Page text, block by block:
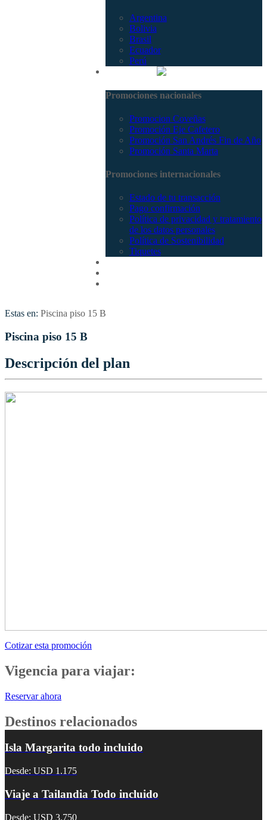
Argentina
Bolivia
Brasil
Ecuador
Perú
Promociones nacionales
Promocion Coveñas
Promoción Eje Cafetero
Promoción San Andrés Fin de Año
Promoción Santa Marta
Promociones internacionales
Estado de tu transacción
Pago confirmación
Política de privacidad y tratamiento
de los datos personales
Política de Sostenibilidad
Tiquetes
Estas en: Piscina piso 15 B
Piscina piso 15 B
Descripción del plan
Cotizar esta promoción
Vigencia para viajar:
Reservar ahora
Destinos relacionados
Isla Margarita todo incluido
Desde: USD 1.175
Viaje a Tailandia Todo incluido
Desde: USD 3.750